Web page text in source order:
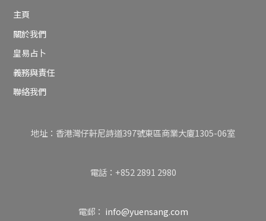
主頁
關於我們
皇易占卜
義務與責任
聯絡我們
地址：香港灣仔軒尼詩道397號東區商業大廈1305-06室
電話：+852 2891 2980
電郵： info@yuensang.com